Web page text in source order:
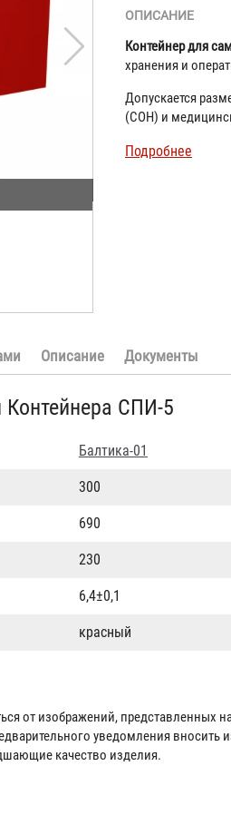
ОПИСАНИЕ
Контейнер для
хранения и
Допускается
(СОН) и
Подробнее
Описание Документы
Контейнера СПИ-5
Балтика-01
300
690
230
6,4±0,1
красный
от изображений, представленных
уведомления вносить
качество изделия.